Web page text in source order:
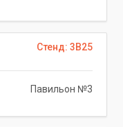
Стенд: 3B25
Павильон №3